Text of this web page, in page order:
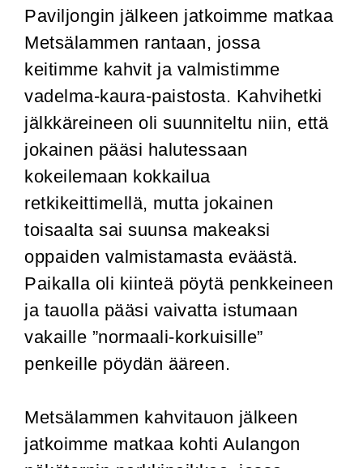
Paviljongin jälkeen jatkoimme matkaa
Metsälammen rantaan, jossa
keitimme kahvit ja valmistimme
vadelma-kaura-paistosta. Kahvihetki
jälkkäreineen oli suunniteltu niin, että
jokainen pääsi halutessaan
kokeilemaan kokkailua
retkikeittimellä, mutta jokainen
toisaalta sai suunsa makeaksi
oppaiden valmistamasta eväästä.
Paikalla oli kiinteä pöytä penkkeineen
ja tauolla pääsi vaivatta istumaan
vakaille ”normaali-korkuisille”
penkeille pöydän ääreen.
Metsälammen kahvitauon jälkeen
jatkoimme matkaa kohti Aulangon